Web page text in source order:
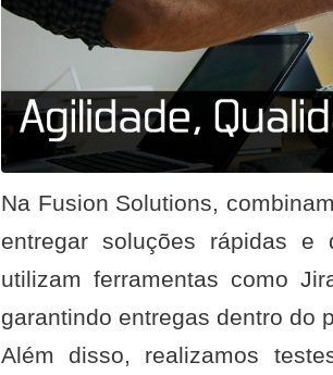
Na Fusion Solutions,
entregar soluções rápidas e
utilizam ferramentas como
garantindo entregas dentro do
Além disso, realizamos